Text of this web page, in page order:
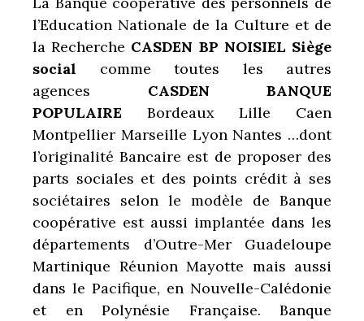
l’Education Nationale de la Culture et de
la Recherche CASDEN BP NOISIEL Siège
social comme toutes les autres
agences CASDEN BANQUE
POPULAIRE Bordeaux Lille Caen
Montpellier Marseille Lyon Nantes …dont
l’originalité Bancaire est de proposer des
parts sociales et des points crédit à ses
sociétaires selon le modèle de Banque
coopérative est aussi implantée dans les
départements d’Outre-Mer Guadeloupe
Martinique Réunion Mayotte mais aussi
dans le Pacifique, en Nouvelle-Calédonie
et en Polynésie Française. Banque